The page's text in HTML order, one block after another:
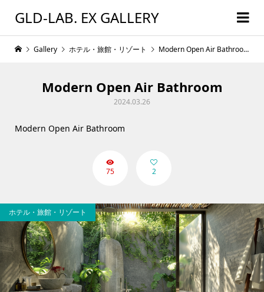
GLD-LAB. EX GALLERY
Gallery ホテル・旅館・リゾート Modern Open Air Bathroom
Modern Open Air Bathroom
2024.03.26
Modern Open Air Bathroom
75 2
ホテル・旅館・リゾート